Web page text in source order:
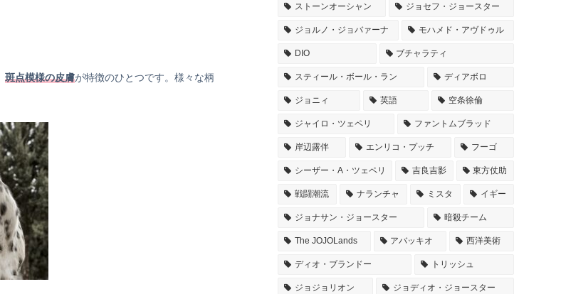
斑点模様の皮膚が特徴のひとつです。様々な柄
ストーンオーシャン ジョセフ・ジョースター
ジョルノ・ジョバァーナ モハメド・アヴドゥル
DIO ブチャラティ
スティール・ボール・ラン ディアボロ
ジョニィ 英語 空条徐倫
ジャイロ・ツェペリ ファントムブラッド
岸辺露伴 エンリコ・プッチ フーゴ
シーザー・A・ツェペリ 吉良吉影 東方仗助
戦闘潮流 ナランチャ ミスタ イギー
ジョナサン・ジョースター 暗殺チーム
The JOJOLands アバッキオ 西洋美術
ディオ・ブランドー トリッシュ
ジョジョリオン ジョディオ・ジョースター